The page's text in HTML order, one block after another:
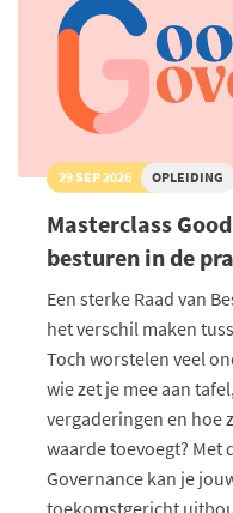
29 SEP 2026 OPLEIDING
Masterclass
besturen in de
Een sterke Raad van
het verschil maken
Toch worstelen veel
wie zet je mee aan
vergaderingen en hoe
waarde toevoegt? Met
Governance kan je
toekomstgericht